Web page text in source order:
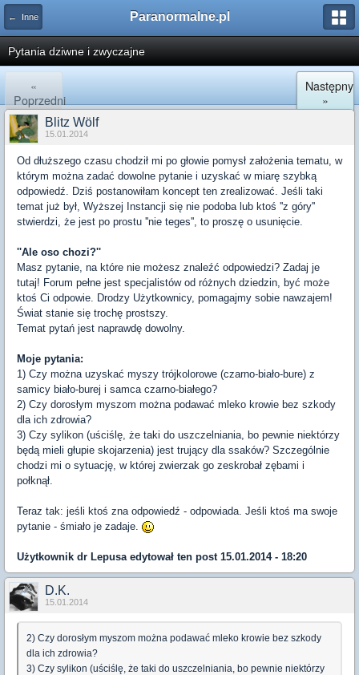
← Inne Paranormalne.pl
Pytania dziwne i zwyczajne
«
Poprzedni
Następny
»
Blitz Wölf
15.01.2014
Od dłuższego czasu chodził mi po głowie pomysł założenia tematu, w
którym można zadać dowolne pytanie i uzyskać w miarę szybką
odpowiedź. Dziś postanowiłam koncept ten zrealizować. Jeśli taki
temat już był, Wyższej Instancji się nie podoba lub ktoś ''z góry''
stwierdzi, że jest po prostu ''nie teges'', to proszę o usunięcie.
''Ale oso chozi?''
Masz pytanie, na które nie możesz znaleźć odpowiedzi? Zadaj je
tutaj! Forum pełne jest specjalistów od różnych dziedzin, być może
ktoś Ci odpowie. Drodzy Użytkownicy, pomagajmy sobie nawzajem!
Świat stanie się trochę prostszy.
Temat pytań jest naprawdę dowolny.
Moje pytania:
1) Czy można uzyskać myszy trójkolorowe (czarno-biało-bure) z
samicy biało-burej i samca czarno-białego?
2) Czy dorosłym myszom można podawać mleko krowie bez szkody
dla ich zdrowia?
3) Czy sylikon (uściślę, że taki do uszczelniania, bo pewnie niektórzy
będą mieli głupie skojarzenia) jest trujący dla ssaków? Szczególnie
chodzi mi o sytuację, w której zwierzak go zeskrobał zębami i
połknął.
Teraz tak: jeśli ktoś zna odpowiedź - odpowiada. Jeśli ktoś ma swoje
pytanie - śmiało je zadaje.
Użytkownik dr Lepusaedytował ten post 15.01.2014 - 18:20
D.K.
15.01.2014
2) Czy dorosłym myszom można podawać mleko krowie bez szkody
dla ich zdrowia?
3) Czy sylikon (uściślę, że taki do uszczelniania, bo pewnie niektórzy